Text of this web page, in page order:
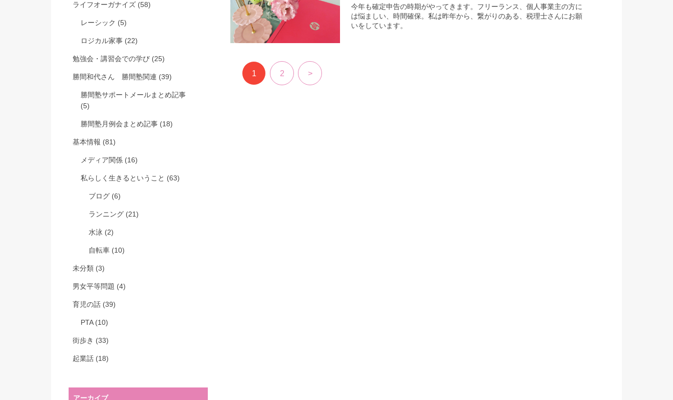
今年も確定申告の時期がやってきます。フリーランス、個人事業主の方に
は悩ましい、時間確保。私は昨年から、繋がりのある、税理士さんにお願
いをしています。
1 2 >
ライフオーガナイズ (58)
レーシック (5)
ロジカル家事 (22)
勉強会・講習会での学び (25)
勝間和代さん 勝間塾関連 (39)
勝間塾サポートメールまとめ記事
(5)
勝間塾月例会まとめ記事 (18)
基本情報 (81)
メディア関係 (16)
私らしく生きるということ (63)
ブログ (6)
ランニング (21)
水泳 (2)
自転車 (10)
未分類 (3)
男女平等問題 (4)
育児の話 (39)
PTA(10)
街歩き (33)
起業話 (18)
アーカイブ